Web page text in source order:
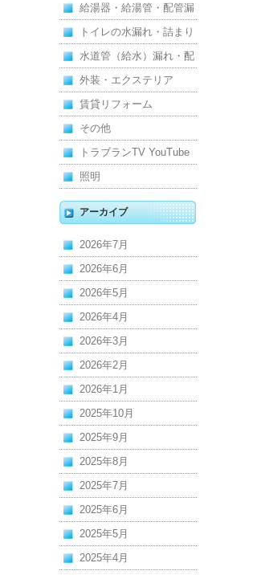
汚水）
給湯器・給湯管・配管漏
れ
トイレの水漏れ・詰まり
水道管（給水）漏れ・配
管
外装・エクステリア
賃貸リフォーム
その他
トラブランTV YouTube
照明
アーカイブ
2026年7月
2026年6月
2026年5月
2026年4月
2026年3月
2026年2月
2026年1月
2025年10月
2025年9月
2025年8月
2025年7月
2025年6月
2025年5月
2025年4月